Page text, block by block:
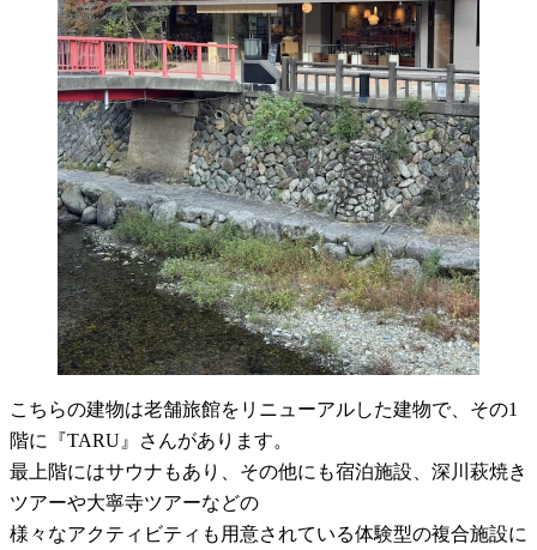
こちらの建物は老舗旅館をリニューアルした建物で、その1
階に『TARU』さんがあります。
最上階にはサウナもあり、その他にも宿泊施設、深川萩焼き
ツアーや大寧寺ツアーなどの
様々なアクティビティも用意されている体験型の複合施設に